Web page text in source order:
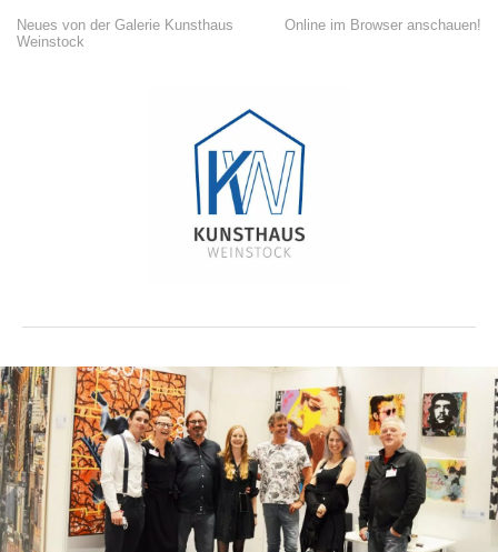
Neues von der Galerie Kunsthaus
Weinstock
Online im Browser anschauen!